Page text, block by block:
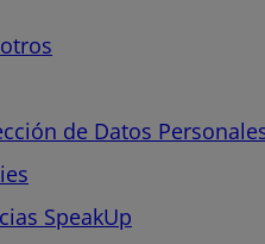
de Datos
SpeakUp